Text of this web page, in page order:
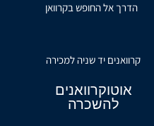
הדרך אל החופש בקרוואן
קרוואנים יד שניה למכירה
אוטוקרוואנים
להשכרה